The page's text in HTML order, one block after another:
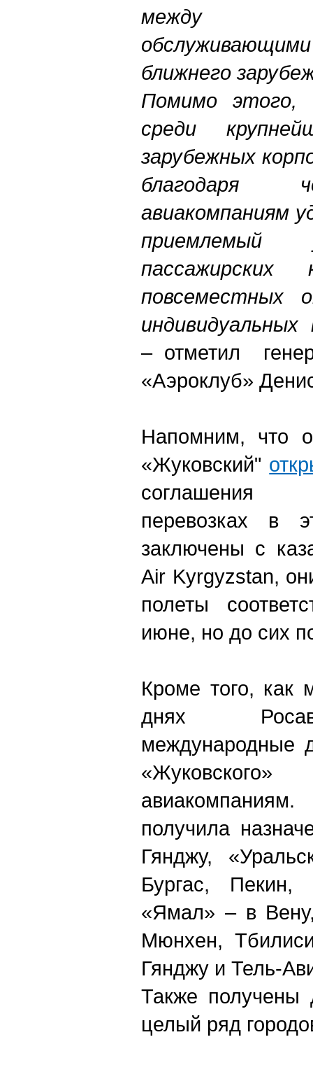
между
ближнего
Помимо этого,
среди
зарубежных
благодаря
авиакомпаниям
приемлемый
повсеместных
– отметил
«Аэроклуб»
Напомним, что
«Жуковский"
соглашения
перевозках в
заключены с
Air Kyrgyzstan,
полеты
июне, но до сих
Кроме того,
днях
международные
получила
Гянджу,
Бургас,
«Ямал» – в
Мюнхен,
Гянджу и Тель-
Также получены
целый ряд